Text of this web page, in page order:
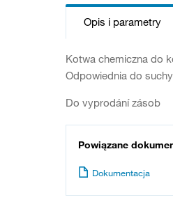
Opis i parametry
Kotwa chemiczna do
Odpowiednia do
Do vyprodání zásob
Powiązane
Dokumentacja